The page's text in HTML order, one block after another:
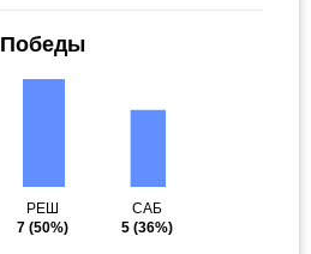
Победы
РЕШ
7 (50%)
САБ
5 (36%)